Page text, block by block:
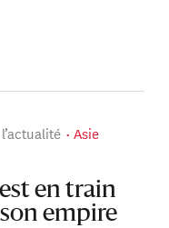
Asie
en train
empire